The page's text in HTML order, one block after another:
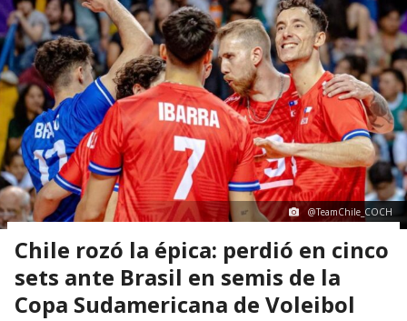
@TeamChile_COCH
Chile rozó la épica: perdió en cinco
sets ante Brasil en semis de la
Copa Sudamericana de Voleibol